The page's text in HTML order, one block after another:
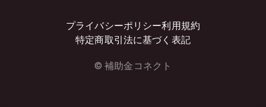
プライバシーポリシー利用規約
特定商取引法に基づく表記
© 補助金コネクト